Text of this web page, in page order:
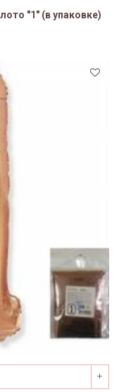
"1" (в упаковке)